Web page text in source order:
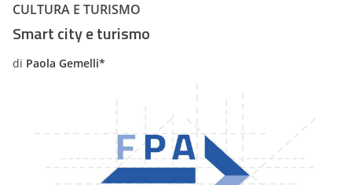
CULTURA E TURISMO
Smart city e turismo
di Paola Gemelli*